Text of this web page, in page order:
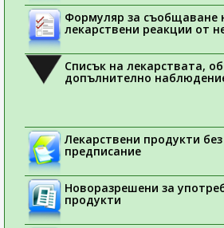
Формуляр за съобщаване
лекарствени реакции от
Списък на лекарствата,
допълнително
Лекарствени продукти
предписание
Новоразрешени за
продукти